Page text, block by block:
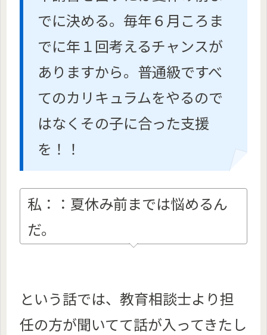
でに決める。毎年６月ころま
でに年１回考えるチャンスが
ありますから。普通級ですべ
てのカリキュラムをやるので
はなくその子に合った支援
を！！
私：：夏休み前までは悩めるん
だ。
という話では、教育相談士より担
任の方が聞いてて話が入ってきたし